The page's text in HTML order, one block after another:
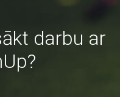
darbu ar